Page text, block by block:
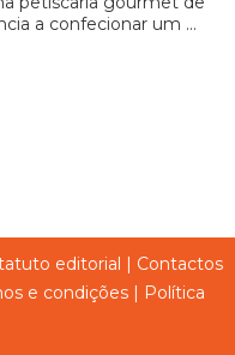
a confecionar um ...
editorial | Contactos
e condições | Política